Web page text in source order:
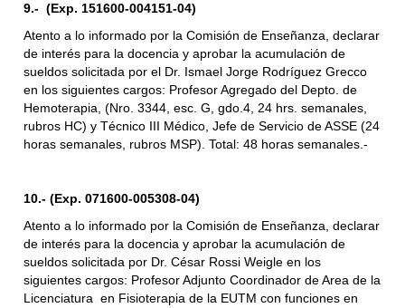
9.- (Exp. 151600-004151-04)
Atento a lo informado por la Comisión de Enseñanza, declarar
de interés para la docencia y aprobar la acumulación de
sueldos solicitada por el Dr. Ismael Jorge Rodríguez Grecco
en los siguientes cargos: Profesor Agregado del Depto. de
Hemoterapia, (Nro. 3344, esc. G, gdo.4, 24 hrs. semanales,
rubros HC) y Técnico III Médico, Jefe de Servicio de ASSE (24
horas semanales, rubros MSP). Total: 48 horas semanales.-
10.- (Exp. 071600-005308-04)
Atento a lo informado por la Comisión de Enseñanza, declarar
de interés para la docencia y aprobar la acumulación de
sueldos solicitada por Dr. César Rossi Weigle en los
siguientes cargos: Profesor Adjunto Coordinador de Area de la
Licenciatura en Fisioterapia de la EUTM con funciones en